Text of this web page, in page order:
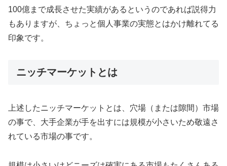
100億まで成長させた実績があるというのであれば説得力
もありますが、ちょっと個人事業の実態とはかけ離れてる
印象です。
ニッチマーケットとは
上述したニッチマーケットとは、穴場（または隙間）市場
の事で、大手企業が手を出すには規模が小さいため敬遠さ
れている市場の事です。